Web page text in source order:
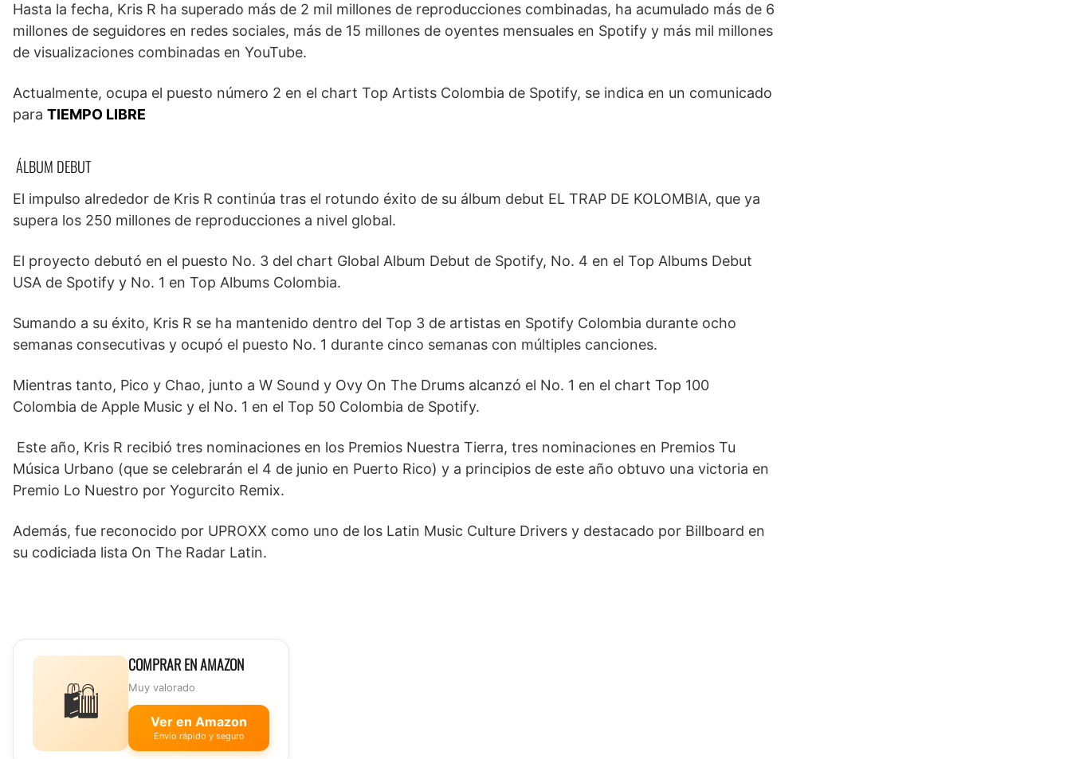
Hasta la fecha, Kris R ha superado más de 2 mil millones de reproducciones combinadas, ha acumulado más de 6
millones de seguidores en redes sociales, más de 15 millones de oyentes mensuales en Spotify y más mil millones
de visualizaciones combinadas en YouTube.
Actualmente, ocupa el puesto número 2 en el chart Top Artists Colombia de Spotify, se indica en un comunicado
para TIEMPO LIBRE
ÁLBUM DEBUT
El impulso alrededor de Kris R continúa tras el rotundo éxito de su álbum debut EL TRAP DE KOLOMBIA, que ya
supera los 250 millones de reproducciones a nivel global.
El proyecto debutó en el puesto No. 3 del chart Global Album Debut de Spotify, No. 4 en el Top Albums Debut
USA de Spotify y No. 1 en Top Albums Colombia.
Sumando a su éxito, Kris R se ha mantenido dentro del Top 3 de artistas en Spotify Colombia durante ocho
semanas consecutivas y ocupó el puesto No. 1 durante cinco semanas con múltiples canciones.
Mientras tanto, Pico y Chao, junto a W Sound y Ovy On The Drums alcanzó el No. 1 en el chart Top 100
Colombia de Apple Music y el No. 1 en el Top 50 Colombia de Spotify.
Este año, Kris R recibió tres nominaciones en los Premios Nuestra Tierra, tres nominaciones en Premios Tu
Música Urbano (que se celebrarán el 4 de junio en Puerto Rico) y a principios de este año obtuvo una victoria en
Premio Lo Nuestro por Yogurcito Remix.
Además, fue reconocido por UPROXX como uno de los Latin Music Culture Drivers y destacado por Billboard en
su codiciada lista On The Radar Latin.
🛍️
COMPRAR EN AMAZON
Muy valorado
Ver en Amazon
Envío rápido y seguro